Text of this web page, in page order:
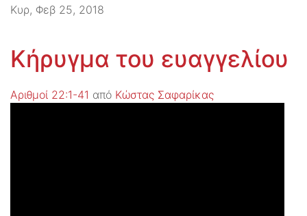
Κυρ, Φεβ 25, 2018
Κήρυγμα του ευαγγελίου
Αριθμοί 22:1-41 από Κώστας Σαφαρίκας